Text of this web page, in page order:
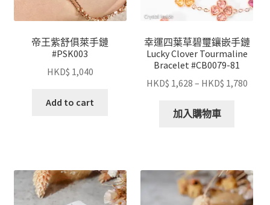
帝王紫舒俱萊手鏈
#PSK003
HKD$ 1,040
Add to cart
幸運四葉草碧璽鑲嵌手鏈
Lucky Clover Tourmaline
Bracelet #CB0079-81
HKD$ 1,628 – HKD$ 1,780
加入購物車